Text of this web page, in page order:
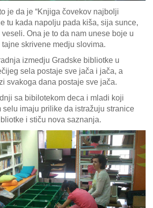
je da je “Knjiga čovekov najbolji
tu kada napolju pada kiša, sija sunce,
Ona je to da nam unese boje u
skrivene medju slovima.
izmedju Gradske bibliotke u
sela postaje sve jača i jača, a
svakoga dana postaje sve jača.
sa bibilotekom deca i mladi koji
selu imaju prilike da istražuju stranice
i stiču nova saznanja.